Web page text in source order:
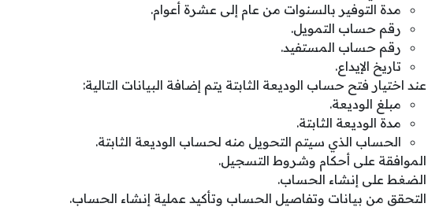
مدة التوفير بالسنوات من عام إلى عشرة أعوام.
رقم حساب التمويل.
رقم حساب المستفيد.
تاريخ الإيداع.
عند اختيار فتح حساب الوديعة الثابتة يتم إضافة البيانات التالية:
مبلغ الوديعة.
مدة الوديعة الثابتة.
الحساب الذي سيتم التحويل منه لحساب الوديعة الثابتة.
الموافقة على أحكام وشروط التسجيل.
الضغط على إنشاء الحساب.
التحقق من بيانات وتفاصيل الحساب وتأكيد عملية إنشاء الحساب.